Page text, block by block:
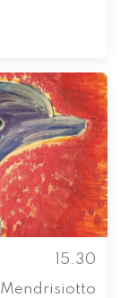
15.30
Mendrisiotto